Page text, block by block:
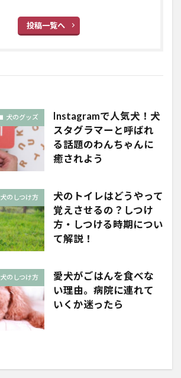
投稿一覧へ
犬のグッズ
Instagramで人気犬！犬
スタグラマーと呼ばれ
る話題のわんちゃんに
癒されよう
犬のしつけ方
犬のトイレはどうやって
覚えさせるの？しつけ
方・しつける時期につい
て解説！
犬のしつけ方
愛犬がごはんを食べな
い理由。病院に連れて
いくか迷ったら